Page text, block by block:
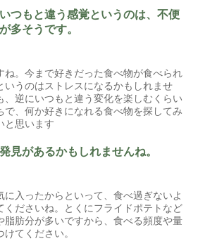
つもと違う感覚というのは、不便
多そうです。
ね。今まで好きだった食べ物が食べられ
いうのはストレスになるかもしれませ
、逆にいつもと違う変化を楽しむくらい
で、何か好きになれる食べ物を探してみ
と思います
見があるかもしれませんね。
に入ったからといって、食べ過ぎないよ
くださいね。とくにフライドポテトなど
脂肪分が多いですから、食べる頻度や量
けてください。